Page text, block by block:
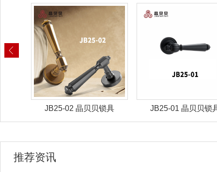
JB25-02 晶贝贝锁具 JB25-01 晶贝贝锁
推荐资讯